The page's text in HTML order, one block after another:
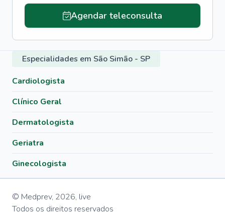
Agendar teleconsulta
Especialidades em São Simão - SP
Cardiologista
Clínico Geral
Dermatologista
Geriatra
Ginecologista
© Medprev, 2026, live
Todos os direitos reservados